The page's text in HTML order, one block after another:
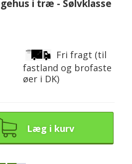
i træ - Sølvklasse
Fri fragt (til
fastland og brofaste
øer i DK)
Læg i kurv